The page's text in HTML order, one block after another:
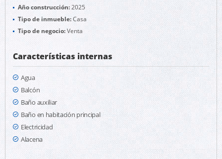
Año construcción:2025
Tipo de inmueble:Casa
Tipo de negocio:Venta
Características internas
Agua
Balcón
Baño auxiliar
Baño en habitación principal
Electricidad
Alacena